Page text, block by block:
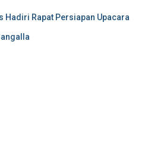
Hadiri Rapat Persiapan Upacara